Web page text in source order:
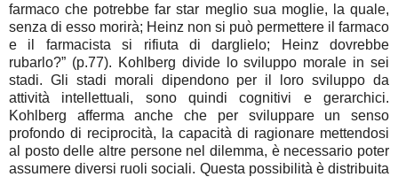
farmaco che potrebbe far star meglio sua moglie, la quale,
senza di esso morirà; Heinz non si può permettere il farmaco
e il farmacista si rifiuta di darglielo; Heinz dovrebbe
rubarlo?” (p.77). Kohlberg divide lo sviluppo morale in sei
stadi. Gli stadi morali dipendono per il loro sviluppo da
attività intellettuali, sono quindi cognitivi e gerarchici.
Kohlberg afferma anche che per sviluppare un senso
profondo di reciprocità, la capacità di ragionare mettendosi
al posto delle altre persone nel dilemma, è necessario poter
assumere diversi ruoli sociali. Questa possibilità è distribuita